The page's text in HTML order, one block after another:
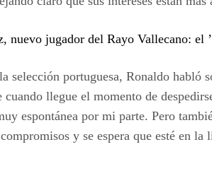
nuevo jugador del Rayo Vallecano: el
selección portuguesa, Ronaldo
cuando llegue el momento de
espontánea por mi parte. Pero
y se espera que esté en